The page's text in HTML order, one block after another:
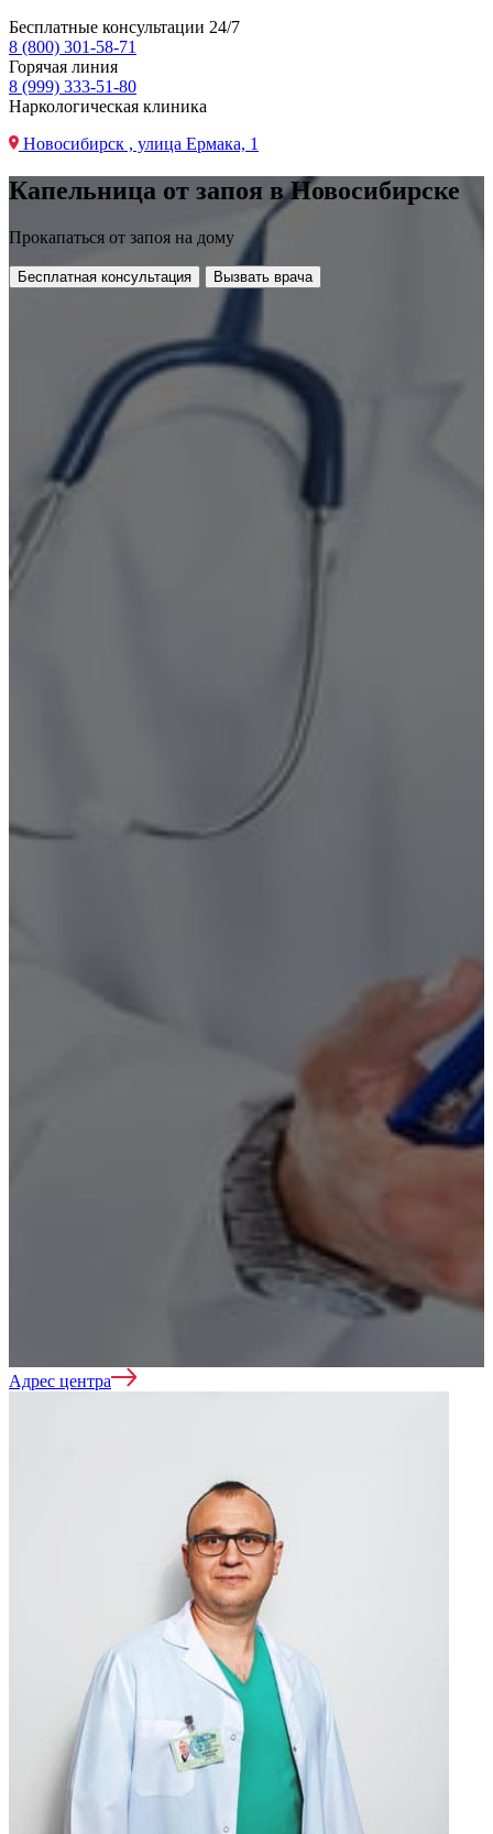
Бесплатные консультации 24/7
8 (800) 301-58-71
Горячая линия
8 (999) 333-51-80
Наркологическая клиника
Новосибирск , улица Ермака, 1
Капельница от запоя в Новосибирске
Прокапаться от запоя на дому
Бесплатная консультация Вызвать врача
Лечение наркомании
Нарколог на дом
Адрес центра